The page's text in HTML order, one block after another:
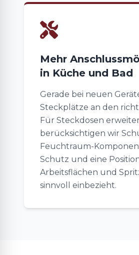
Mehr
in Küche und Bad
Gerade bei neuen
Steckplätze an den
Für Steckdosen
berücksichtigen wir
Feuchtraum-
Schutz und eine
Arbeitsflächen und
sinnvoll einbezieht.